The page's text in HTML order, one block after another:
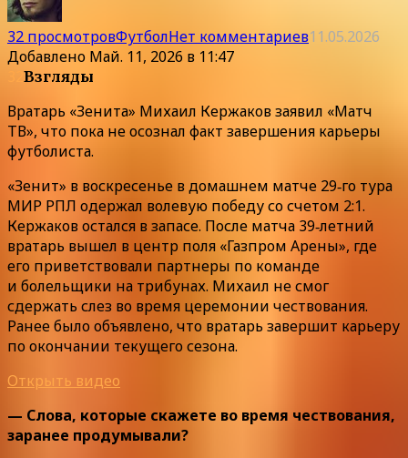
32 просмотровФутболНет комментариев11.05.2026
Добавлено Май. 11, 2026 в 11:47
Взгляды
Вратарь «Зенита» Михаил Кержаков заявил «Матч
ТВ», что пока не осознал факт завершения карьеры
футболиста.
«Зенит» в воскресенье в домашнем матче 29‑го тура
МИР РПЛ одержал волевую победу со счетом 2:1.
Кержаков остался в запасе. После матча 39‑летний
вратарь вышел в центр поля «Газпром Арены», где
его приветствовали партнеры по команде
и болельщики на трибунах. Михаил не смог
сдержать слез во время церемонии чествования.
Ранее было объявлено, что вратарь завершит карьеру
по окончании текущего сезона.
Открыть видео
— Слова, которые скажете во время чествования,
заранее продумывали?